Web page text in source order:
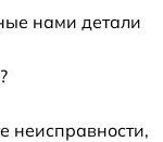
нами детали
неисправности,